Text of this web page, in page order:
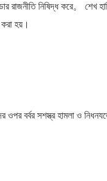
নিষিদ্ধ করে。 শেখ
করা হয়।
বর্বর সশস্ত্র হামলা ও